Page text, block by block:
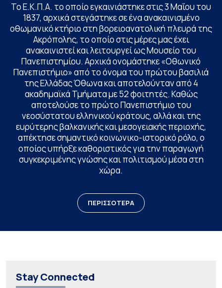
Το Ε.Κ.Π.Α. το οποίο εγκαινιάστηκε στις 3 Μαΐου του
1837, αρχικά στεγάστηκε σε ένα ανακαινισμένο
οθωμανικό κτήριο στη βορειοανατολική πλευρά της
Ακρόπολης, το οποίο στις μέρες μας έχει
ανακαινιστεί και λειτουργεί ως Μουσείο του
Πανεπιστημίου. Αρχικά ονομάστηκε «Οθωνικό
Πανεπιστήμιο» από το όνομα του πρώτου βασιλιά
της Ελλάδας Όθωνα και αποτελούνταν από 4
ακαδημαϊκά Τμήματα με 52 φοιτητές. Καθώς
αποτελούσε το πρώτο Πανεπιστήμιο του
νεοσύστατου ελληνικού κράτους, αλλά και της
ευρύτερης βαλκανικής και μεσογειακής περιοχής,
απέκτησε σημαντικό κοινωνικο-ιστορικό ρόλο, ο
οποίος υπήρξε καθοριστικός για την παραγωγή
συγκεκριμένης γνώσης και πολιτισμού μέσα στη
χώρα.
ΠΕΡΙΣΣΟΤΕΡΑ
Stay Connected